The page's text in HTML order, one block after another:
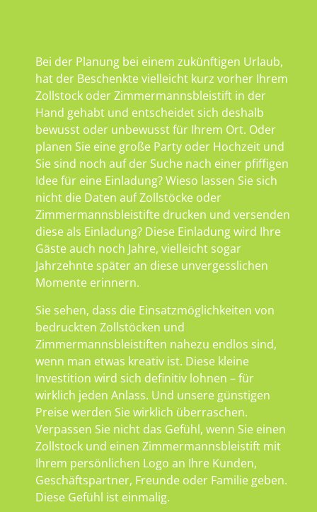
Bei der Planung bei einem zukünftigen Urlaub,
hat der Beschenkte vielleicht kurz vorher Ihrem
Zollstock oder Zimmermannsbleistift in der
Hand gehabt und entscheidet sich deshalb
bewusst oder unbewusst für Ihrem Ort. Oder
planen Sie eine große Party oder Hochzeit und
Sie sind noch auf der Suche nach einer pfiffigen
Idee für eine Einladung? Wieso lassen Sie sich
nicht die Daten auf Zollstöcke oder
Zimmermannsbleistifte drucken und versenden
diese als Einladung? Diese Einladung wird Ihre
Gäste auch noch Jahre, vielleicht sogar
Jahrzehnte später an diese unvergesslichen
Momente erinnern.
Sie sehen, dass die Einsatzmöglichkeiten von
bedruckten Zollstöcken und
Zimmermannsbleistiften nahezu endlos sind,
wenn man etwas kreativ ist. Diese kleine
Investition wird sich definitiv lohnen – für
wirklich jeden Anlass. Und unsere günstigen
Preise werden Sie wirklich überraschen.
Verpassen Sie nicht das Gefühl, wenn Sie einen
Zollstock und einen Zimmermannsbleistift mit
Ihrem persönlichen Logo an Ihre Kunden,
Geschäftspartner, Freunde oder Familie geben.
Diese Gefühl ist einmalig.